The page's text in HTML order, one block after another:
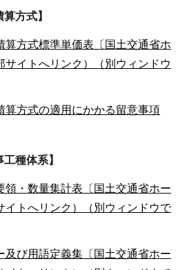
方式】
算方式標準単価表〔国土交通省ホ
サイトへリンク）（別ウィンドウ
算方式の適用にかかる留意事項
種体系】
領・数量集計表〔国土交通省ホー
イトへリンク）（別ウィンドウで
及び用語定義集〔国土交通省ホー